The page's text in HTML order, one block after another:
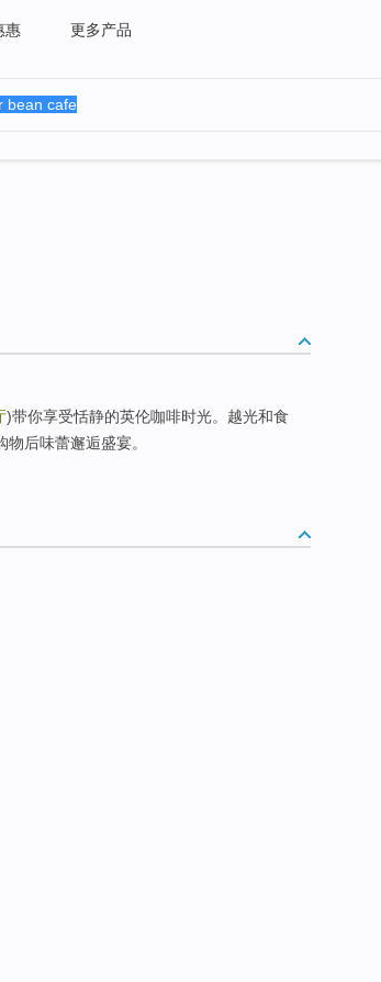
惠 更多产品
)带你享受恬静的英伦咖啡时光。越光和食
后味蕾邂逅盛宴。